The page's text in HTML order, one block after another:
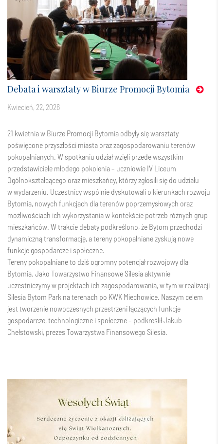
Debata i warsztaty w Biurze Promocji Bytomia
kwiecień, 22, 2026
21 kwietnia w Biurze Promocji Bytomia odbyły się warsztaty
poświęcone przyszłości miasta oraz zagospodarowaniu terenów
pokopalnianych. W spotkaniu udział wzięli przede wszystkim
przedstawiciele młodego pokolenia – uczniowie IV Liceum
Ogólnokształcącego oraz mieszkańcy, którzy zgłosili się do udziału
w wydarzeniu. Uczestnicy wspólnie dyskutowali o kierunkach rozwoju
Bytomia, nowych funkcjach dla terenów poprzemysłowych oraz
możliwościach ich wykorzystania w kontekście potrzeb różnych grup
mieszkańców. W trakcie debaty podkreślono, że Bytom przechodzi
dynamiczną transformację, a tereny pokopalniane zyskują nowe
funkcje gospodarcze i społeczne.
Tereny pokopalniane to dziś ogromny potencjał rozwojowy dla
Bytomia. Jako Towarzystwo Finansowe Silesia aktywnie
uczestniczymy w projektach ich zagospodarowania, w tym w realizacji
Silesia Bytom Park na terenach po KWK Miechowice. Naszym celem
jest tworzenie nowoczesnych przestrzeni łączących funkcje
gospodarcze, technologiczne i społeczne – podkreślił Jakub
Chełstowski, prezes Towarzystwa Finansowego Silesia.